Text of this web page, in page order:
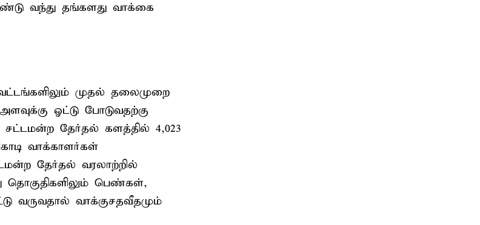
வந்து தங்களது வாக்கை
முதல் தலைமுறை
ஓட்டு போடுவதற்கு
தேர்தல் களத்தில் 4,023
வாக்காளர்கள்
தேர்தல் வரலாற்றில்
பெண்கள்,
வருவதால் வாக்குசதவீதமும்